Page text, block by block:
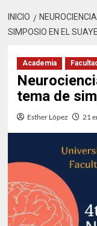
INICIO
SIMPOSIO EN EL
Academia Facultad
tema de
Esther López 21